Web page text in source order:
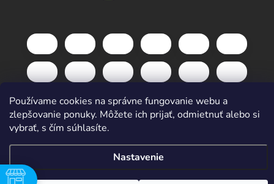
Používame cookies na správne fungovanie webu a
zlepšovanie ponuky. Môžete ich prijať, odmietnuť alebo si
vybrať, s čím súhlasíte.
Nastavenie
Copyright 2026kutildom.sk. Všetky práva vyhradené.Upraviť nastavenie
cookies